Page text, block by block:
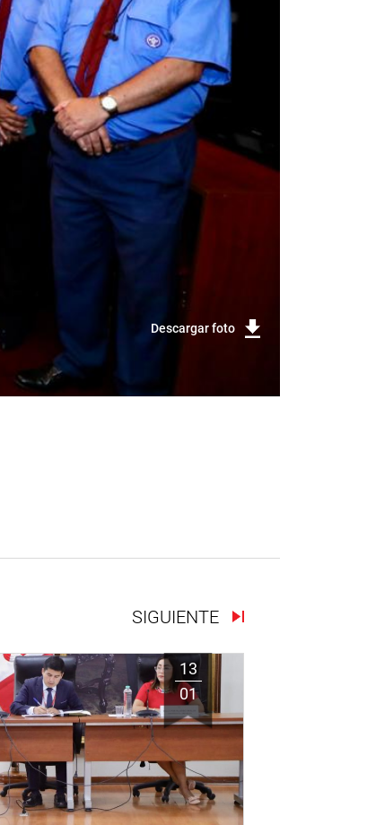
Descargar foto
SIGUIENTE
13
01